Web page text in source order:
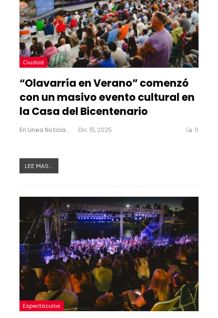
Ciudad
“Olavarría en Verano” comenzó
con un masivo evento cultural en
la Casa del Bicentenario
En Linea Noticias Dic 15, 2025 0
LEE MAS...
Espectáculos